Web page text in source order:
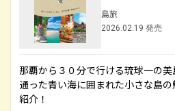
島旅
2026.02.19 発売
那覇から３０分で行ける琉球一の
通った青い海に囲まれた小さな島
紹介！